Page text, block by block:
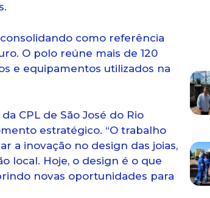
consolidando como referência
O polo reúne mais de 120
e equipamentos utilizados na
CPL de São José do Rio
estratégico. “O trabalho
a inovação no design das joias,
local. Hoje, o design é o que
novas oportunidades para